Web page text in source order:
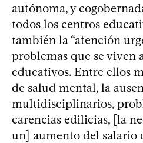
autónoma, y
todos los centros
también la “atención
problemas que se viven
educativos. Entre ellos
de salud mental, la
multidisciplinarios,
carencias edilicias, [la
un] aumento del salario